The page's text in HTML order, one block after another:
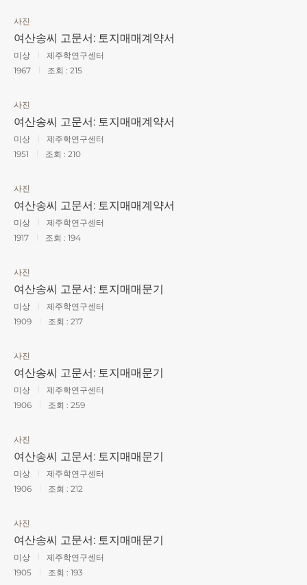
사진
여산송씨 고문서: 토지매매계약서
미상
제주학연구센터
1967
조회 : 215
사진
여산송씨 고문서: 토지매매계약서
미상
제주학연구센터
1951
조회 : 210
사진
여산송씨 고문서: 토지매매계약서
미상
제주학연구센터
1917
조회 : 194
사진
여산송씨 고문서: 토지매매문기
미상
제주학연구센터
1909
조회 : 217
사진
여산송씨 고문서: 토지매매문기
미상
제주학연구센터
1906
조회 : 259
사진
여산송씨 고문서: 토지매매문기
미상
제주학연구센터
1906
조회 : 212
사진
여산송씨 고문서: 토지매매문기
미상
제주학연구센터
1905
조회 : 193